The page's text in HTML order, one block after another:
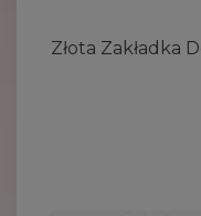
Złota Zakładka